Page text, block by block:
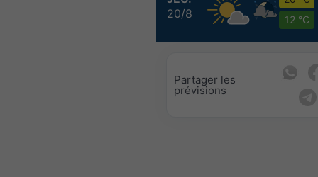
20/8
12 °C
Partager les
prévisions